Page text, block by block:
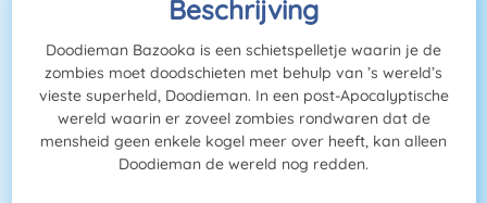
Beschrijving
Doodieman Bazooka is een schietspelletje waarin je de
zombies moet doodschieten met behulp van ’s wereld’s
vieste superheld, Doodieman. In een post-Apocalyptische
wereld waarin er zoveel zombies rondwaren dat de
mensheid geen enkele kogel meer over heeft, kan alleen
Doodieman de wereld nog redden.